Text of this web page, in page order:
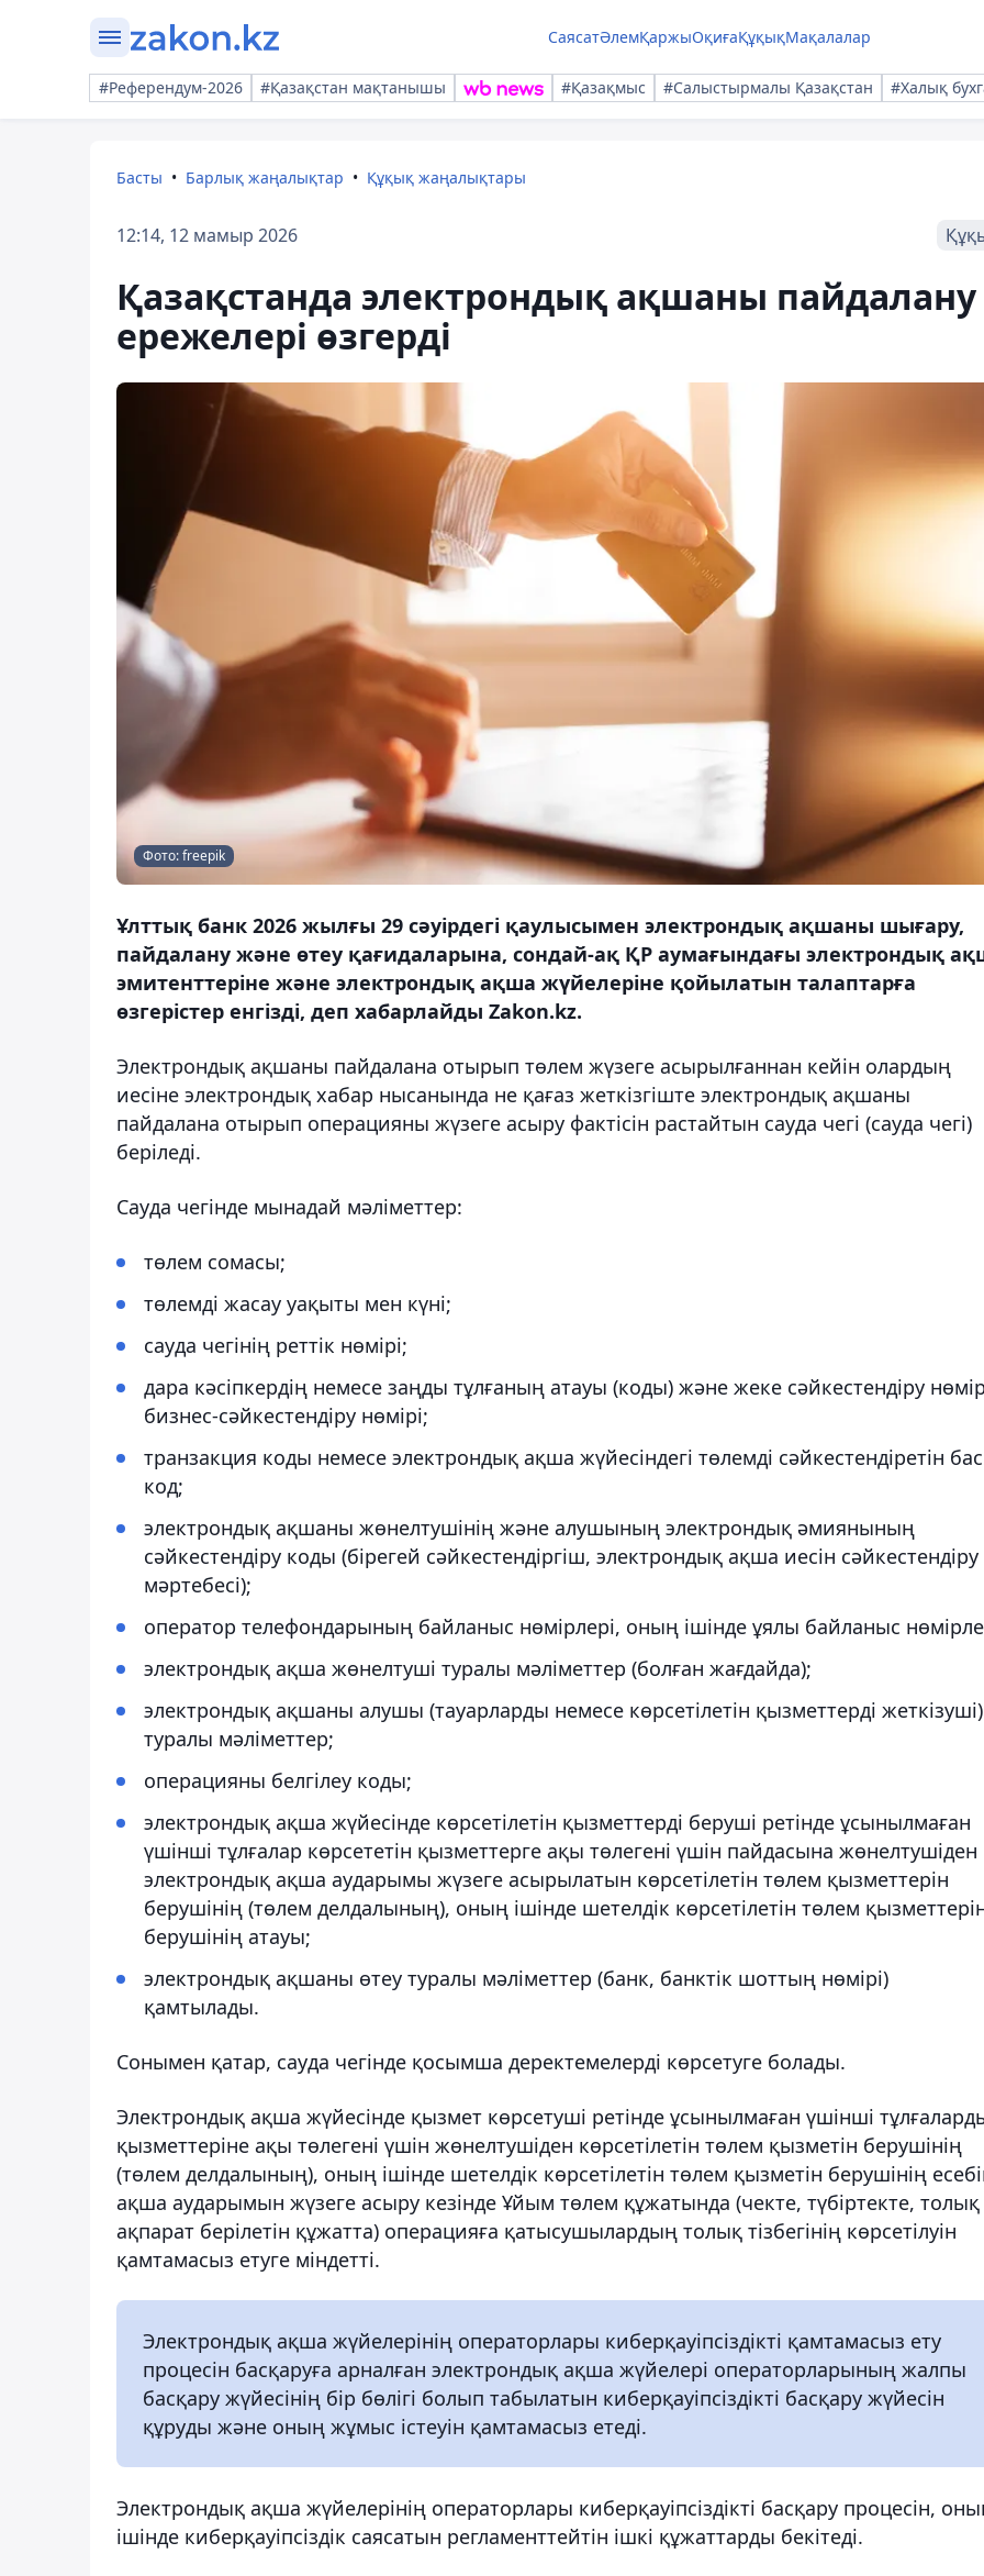
СаясатӘлемҚаржыОқиғаҚұқықМақалалар
#Референдум-2026 #Қазақстан мақтанышы #Қазақмыс #Салыстырмалы Қазақстан #Халық
Басты Барлық жаңалықтар Құқық жаңалықтары
12:14, 12 мамыр 2026
Қазақстанда электрондық ақшаны пайдалану
ережелері өзгерді
Фото: freepik
Ұлттық банк 2026 жылғы 29 сәуірдегі қаулысымен электрондық ақшаны шығару,
пайдалану және өтеу қағидаларына, сондай-ақ ҚР аумағындағы электрондық
эмитенттеріне және электрондық ақша жүйелеріне қойылатын талаптарға
өзгерістер енгізді, деп хабарлайды Zakon.kz.
Электрондық ақшаны пайдалана отырып төлем жүзеге асырылғаннан кейін олардың
иесіне электрондық хабар нысанында не қағаз жеткізгіште электрондық ақшаны
пайдалана отырып операцияны жүзеге асыру фактісін растайтын сауда чегі (сауда чегі)
беріледі.
Сауда чегінде мынадай мәліметтер:
төлем сомасы;
төлемді жасау уақыты мен күні;
сауда чегінің реттік нөмірі;
дара кәсіпкердің немесе заңды тұлғаның атауы (коды) және жеке сәйкестендіру
бизнес-сәйкестендіру нөмірі;
транзакция коды немесе электрондық ақша жүйесіндегі төлемді сәйкестендіретін
код;
электрондық ақшаны жөнелтушінің және алушының электрондық әмиянының
сәйкестендіру коды (бірегей сәйкестендіргіш, электрондық ақша иесін сәйкестендіру
мәртебесі);
оператор телефондарының байланыс нөмірлері, оның ішінде ұялы байланыс
электрондық ақша жөнелтуші туралы мәліметтер (болған жағдайда);
электрондық ақшаны алушы (тауарларды немесе көрсетілетін қызметтерді жеткізуші)
туралы мәліметтер;
операцияны белгілеу коды;
электрондық ақша жүйесінде көрсетілетін қызметтерді беруші ретінде ұсынылмаған
үшінші тұлғалар көрсететін қызметтерге ақы төлегені үшін пайдасына жөнелтушіден
электрондық ақша аударымы жүзеге асырылатын көрсетілетін төлем қызметтерін
берушінің (төлем делдалының), оның ішінде шетелдік көрсетілетін төлем
берушінің атауы;
электрондық ақшаны өтеу туралы мәліметтер (банк, банктік шоттың нөмірі)
қамтылады.
Сонымен қатар, сауда чегінде қосымша деректемелерді көрсетуге болады.
Электрондық ақша жүйесінде қызмет көрсетуші ретінде ұсынылмаған үшінші
қызметтеріне ақы төлегені үшін жөнелтушіден көрсетілетін төлем қызметін берушінің
(төлем делдалының), оның ішінде шетелдік көрсетілетін төлем қызметін берушінің
ақша аударымын жүзеге асыру кезінде Ұйым төлем құжатында (чекте, түбіртекте, толық
ақпарат берілетін құжатта) операцияға қатысушылардың толық тізбегінің көрсетілуін
қамтамасыз етуге міндетті.
Электрондық ақша жүйелерінің операторлары киберқауіпсіздікті қамтамасыз ету
процесін басқаруға арналған электрондық ақша жүйелері операторларының жалпы
басқару жүйесінің бір бөлігі болып табылатын киберқауіпсіздікті басқару жүйесін
құруды және оның жұмыс істеуін қамтамасыз етеді.
Электрондық ақша жүйелерінің операторлары киберқауіпсіздікті басқару процесін,
ішінде киберқауіпсіздік саясатын регламенттейтін ішкі құжаттарды бекітеді.